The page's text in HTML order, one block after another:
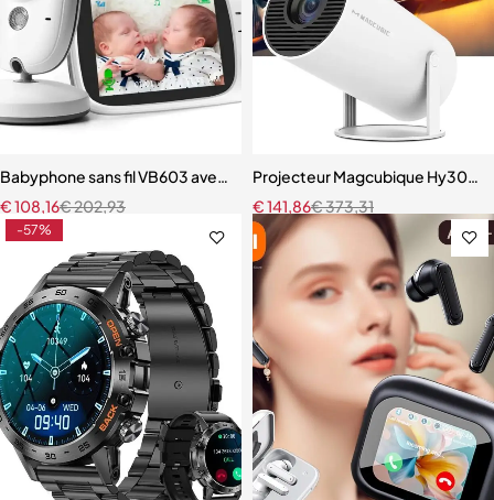
Babyphone sans fil VB603 avec moniteur vidéo LCD
€202,93
€108,16
Projecteur Magcubique Hy300
€373,31
€141,86
-57%